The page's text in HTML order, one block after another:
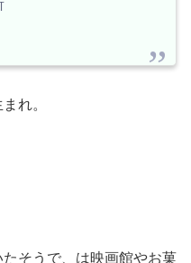
れ。
そうで、は映画館やお菓